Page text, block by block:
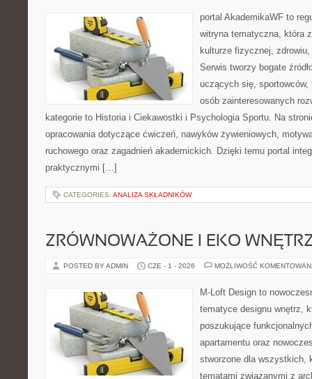
portal AkademikaWF to
witryna tematyczna, która
kulturze fizycznej,
Serwis tworzy bogate
uczących się,
osób zainteresowanych
kategorie to Historia i Ciekawostki i Psychologia Sportu. Na
opracowania dotyczące ćwiczeń, nawyków żywieniowych,
ruchowego oraz zagadnień akademickich. Dzięki temu portal
praktycznymi […]
CATEGORIES: ANALIZA SKŁADNIKÓW
ZRÓWNOWAŻONE I EKO
POSTED BY ADMIN CZE - 1 - 2026 MOŻLIWOŚĆ
M-Loft Design to
tematyce designu wnętrz,
poszukujące
apartamentu oraz
stworzone dla wszystkich,
tematami związanymi z